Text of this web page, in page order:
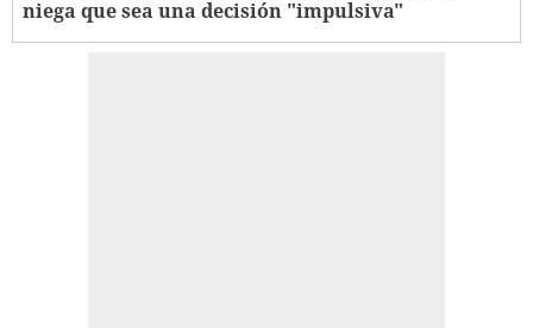
niega que sea una decisión "impulsiva"